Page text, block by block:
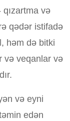
və
qədər istifadə
həm də bitki
və veqanlar və
və eyni
edən